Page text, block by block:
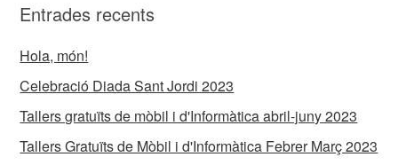
Entrades recents
Hola, món!
Celebració Diada Sant Jordi 2023
Tallers gratuïts de mòbil i d'Informàtica abril-juny 2023
Tallers Gratuïts de Mòbil i d'Informàtica Febrer Març 2023